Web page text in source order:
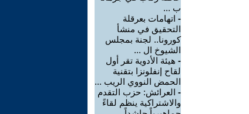
ب ...
- اتهامات بعرقلة
التحقيق في منشأ
كورونا.. لجنة بمجلس
الشيوخ ال ...
- هيئة الأدوية تقر أول
لقاح إنفلونزا بتقنية
الحمض النووي الريب ...
- العرائش: حزب التقدم
والاشتراكية ينظم لقاءً